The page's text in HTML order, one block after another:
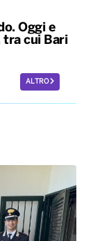
Oggi e
tra cui Bari
ALTRO